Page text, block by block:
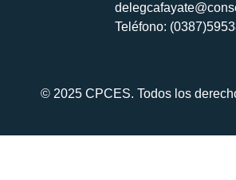
Teléfono:
© 2025 CPCES. Todos los